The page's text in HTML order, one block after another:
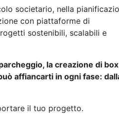
societario, nella
con piattaforme di
sostenibili, scalabili e
la creazione di
affiancarti in ogni fase:
il tuo progetto.